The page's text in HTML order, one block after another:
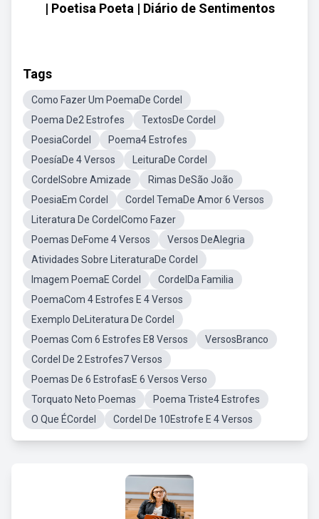
| Poetisa Poeta | Diário de Sentimentos
Tags
Como Fazer Um PoemaDe Cordel
Poema De2 Estrofes
TextosDe Cordel
PoesiaCordel
Poema4 Estrofes
PoesíaDe 4 Versos
LeituraDe Cordel
CordelSobre Amizade
Rimas DeSão João
PoesiaEm Cordel
Cordel TemaDe Amor 6 Versos
Literatura De CordelComo Fazer
Poemas DeFome 4 Versos
Versos DeAlegria
Atividades Sobre LiteraturaDe Cordel
Imagem PoemaE Cordel
CordelDa Familia
PoemaCom 4 Estrofes E 4 Versos
Exemplo DeLiteratura De Cordel
Poemas Com 6 Estrofes E8 Versos
VersosBranco
Cordel De 2 Estrofes7 Versos
Poemas De 6 EstrofasE 6 Versos Verso
Torquato Neto Poemas
Poema Triste4 Estrofes
O Que ÉCordel
Cordel De 10Estrofe E 4 Versos